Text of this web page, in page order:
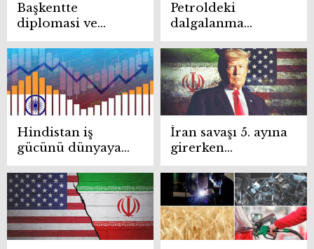
Başkentte
diplomasi ve
ekonomi trafiği
hızlandı
Petroldeki
dalgalanma
beklentileri
değiştirdi: Faiz
artışı ihtimali
güçlendi
Hindistan iş
gücünü dünyaya
ihraç ediyor
İran savaşı 5. ayına
girerken
Trump’ın sabrı
tükeniyor